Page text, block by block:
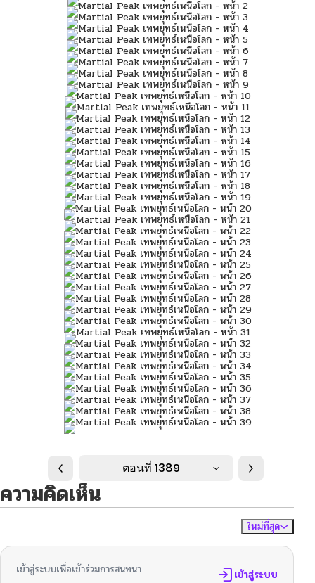
ตอนที่ 1389
ความคิดเห็น
ใหม่ที่สุด
เข้าสู่ระบบเพื่อเข้าร่วมการสนทนา เข้าสู่ระบบ